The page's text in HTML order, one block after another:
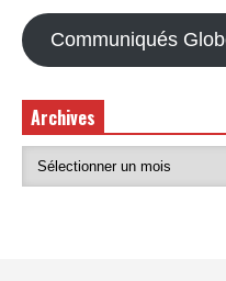
Communiqués
Archives